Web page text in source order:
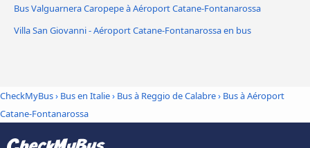
Bus Valguarnera Caropepe à Aéroport Catane-Fontanarossa
Villa San Giovanni - Aéroport Catane-Fontanarossa en bus
CheckMyBus› Bus en Italie› Bus à Reggio de Calabre› Bus à Aéroport
Catane-Fontanarossa